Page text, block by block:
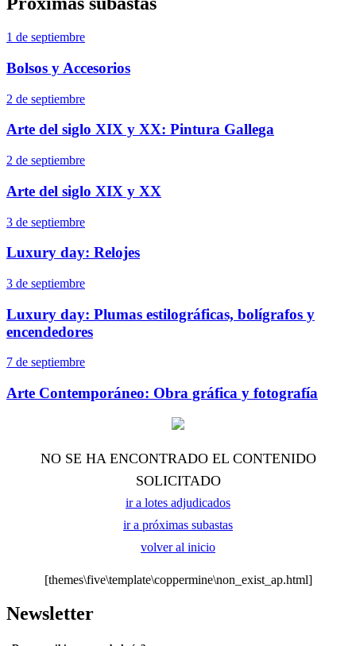
1 de septiembre
Bolsos y Accesorios
2 de septiembre
Arte del siglo XIX y XX: Pintura Gallega
2 de septiembre
Arte del siglo XIX y XX
3 de septiembre
Luxury day: Relojes
3 de septiembre
Luxury day: Plumas estilográficas, bolígrafos y
encendedores
7 de septiembre
Arte Contemporáneo: Obra gráfica y fotografía
NO SE HA ENCONTRADO EL CONTENIDO
SOLICITADO
ir a lotes adjudicados
ir a próximas subastas
volver al inicio
[themes\five\template\coppermine\non_exist_ap.html]
Newsletter